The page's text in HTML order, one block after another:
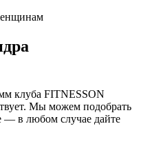
клуба FITNESSON
Мы можем подобрать
— в любом случае дайте